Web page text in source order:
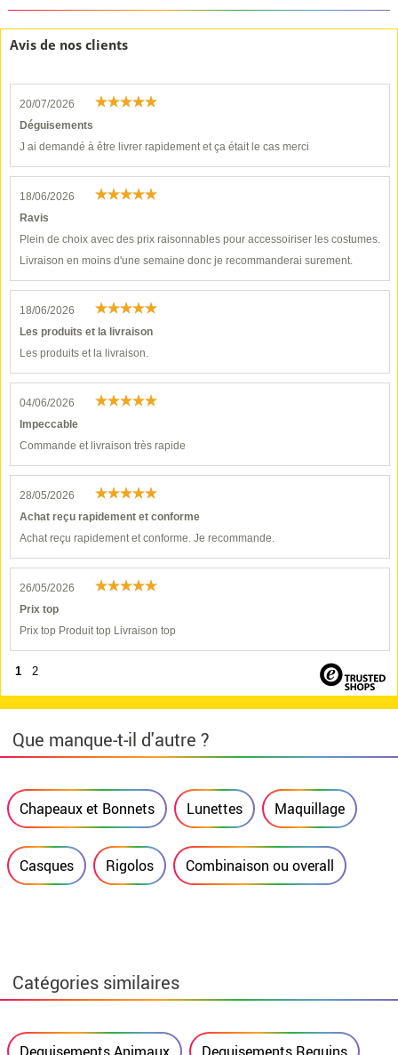
Avis de nos clients
20/07/2026
Déguisements
J ai demandé à être livrer rapidement et ça était le cas merci
18/06/2026
Ravis
Plein de choix avec des prix raisonnables pour accessoiriser les costumes.
Livraison en moins d'une semaine donc je recommanderai surement.
18/06/2026
Les produits et la livraison
Les produits et la livraison.
04/06/2026
Impeccable
Commande et livraison très rapide
28/05/2026
Achat reçu rapidement et conforme
Achat reçu rapidement et conforme. Je recommande.
26/05/2026
Prix top
Prix top Produit top Livraison top
1 2
Que manque-t-il d'autre ?
Chapeaux et Bonnets Lunettes Maquillage
Casques Rigolos Combinaison ou overall
Catégories similaires